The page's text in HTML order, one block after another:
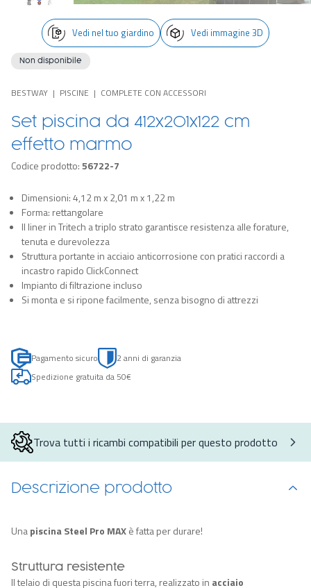
Vedi nel tuo giardino Vedi immagine 3D
Non disponibile
BESTWAY PISCINE COMPLETE CON ACCESSORI
Set piscina da 412x201x122 cm
effetto marmo
Codice prodotto:56722-7
Dimensioni: 4,12 m x 2,01 m x 1,22 m
Forma: rettangolare
Il liner in Tritech a triplo strato garantisce resistenza alle forature,
tenuta e durevolezza
Struttura portante in acciaio anticorrosione con pratici raccordi a
incastro rapido ClickConnect
Impianto di filtrazione incluso
Si monta e si ripone facilmente, senza bisogno di attrezzi
Pagamento sicuro
2 anni di garanzia
Spedizione gratuita da 50€
Trova tutti i ricambi compatibili per questo prodotto
Descrizione prodotto
Unapiscina Steel Pro MAXè fatta per durare!
Struttura resistente
Il telaio di questa piscina fuori terra, realizzato in acciaio